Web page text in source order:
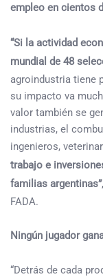
empleo en cientos
“Si la actividad
mundial de 48
agroindustria tiene
su impacto va
valor también se
industrias, el
ingenieros,
trabajo e
familias argentinas”
FADA.
Ningún jugador
“Detrás de cada